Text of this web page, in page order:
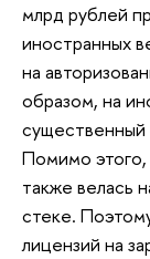
млрд рублей
иностранных
на
образом, на
существенный
Помимо этого,
также велась
стеке.
лицензий на